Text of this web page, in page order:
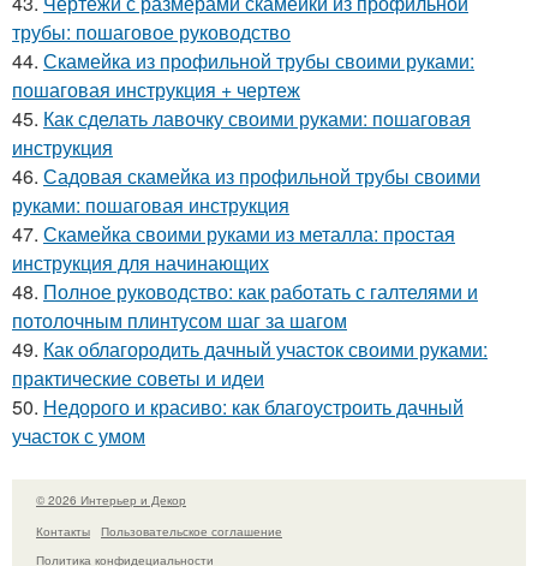
трубы: пошаговое руководство
44. Скамейка из профильной трубы своими руками:
пошаговая инструкция + чертеж
45. Как сделать лавочку своими руками: пошаговая
инструкция
46. Садовая скамейка из профильной трубы своими
руками: пошаговая инструкция
47. Скамейка своими руками из металла: простая
инструкция для начинающих
48. Полное руководство: как работать с галтелями и
потолочным плинтусом шаг за шагом
49. Как облагородить дачный участок своими руками:
практические советы и идеи
50. Недорого и красиво: как благоустроить дачный
участок с умом
© 2026 Интерьер и Декор
Контакты
Пользовательское соглашение
Политика конфидециальности